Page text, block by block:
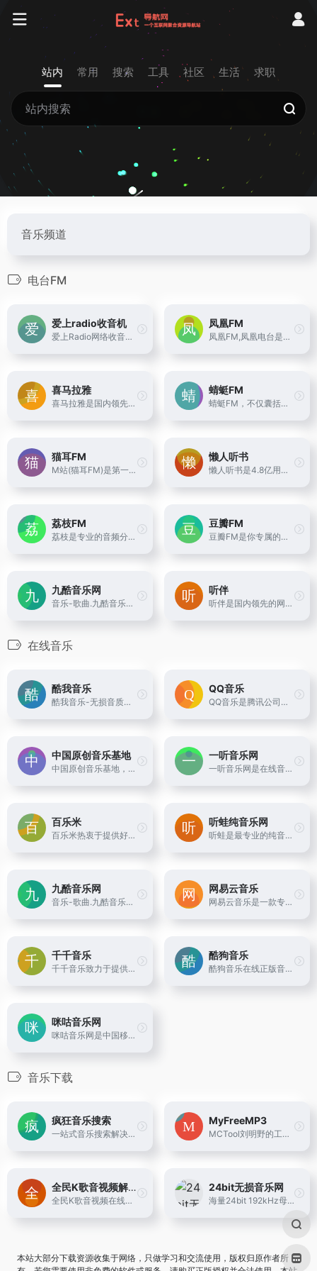
站内 常用 搜索 工具 社区 生活 求职
音乐频道
电台FM
爱上radio收音机
爱上Radio网络收音机，全球海量电台，优听轻松共享，无限有声读物，每天快乐相伴。整合了国内外众多电台频道和有声读物，致力于广播行业的文化推广和精神传播。我们让乡音在异国他乡的同胞心里不再是一枚邮票，我们也会带你到遥远的国度体会别样风情。
凤凰FM
凤凰FM,凤凰电台是凤凰网推出的一款手机音频应用，可以收听凤凰卫视中文台和资讯台的多档名牌节目。
喜马拉雅
喜马拉雅是国内领先的音频分享平台, 汇集了有声小说、儿童故事、相声评书、京剧戏曲、新闻段子、广播电台等数亿条免费声音内容, 听书、听小说、听故事、听儿歌、听音乐, 为您找到每一天的精神食粮！
蜻蜓FM
蜻蜓FM，不仅囊括数千家FM广播电台，还涵盖有声小说、儿童故事、相声评书、戏曲、音乐、脱口秀、鬼故事、情感故事、财经科技、新闻历史人文、健康教育等30多类的有声读物或音频节目。更有高晓松、老梁、张召忠、蒋勋等精品有声读物和音频在线收听。蜻蜓FM作为用户喜爱的有声听书应用，为广大听众呈现前沿丰富的有声读物、有声小说和广播电台节目。下载蜻蜓fm，听书听小说听电台，更多的世界用听的。
猫耳FM
M站(猫耳FM)是第一家弹幕音图站,同时也是中国声优基地,在这里可以听电台,音乐,翻唱,小说和广播剧,用二次元声音连接三次元.
懒人听书
懒人听书是4.8亿用户选择的综合性有声阅读交流平台。热门IP入驻，知名主播云集，原创小说、经典文学、海量精品栏目共筑有声阅读生态圈，解放双眼，畅听世界
荔枝FM
荔枝是专业的音频分享平台,汇集了听音乐,英语,睡前故事,儿童故事,有声小说,相声段子,历史人文,有声书等数亿条音频,超过2亿用户选择的网络FM,随时随地，想听就听，你喜爱的音频尽在荔枝。
豆瓣FM
豆瓣FM是你专属的个性化音乐收听工具。它简单方便，打开就能收听。在收听过程中，你可以用“红心”、“垃圾桶”或者“跳过” 告诉豆瓣FM你的喜好。豆瓣FM将根据你的操作和反馈，从海量曲库中自动发现并播出符合你音乐口味的歌曲。
九酷音乐网
音乐-歌曲.九酷音乐网是专业的在线音乐试听mp3下载网站.收录了网上最新歌曲和流行音乐,网络歌曲,好听的歌,抖音热门歌曲,经典老歌等最新流行歌曲MP3下载试听服务,是您寻找好听的歌首选网站。
听伴
听伴是国内领先的网络电台,汇聚了当前热门的网络电台节目如;音乐,相声,评书,脱口秀,鬼故事,广播剧等高质量音频节目。移动互联网的个性化手机电台,热门音频节目在线收听首选！
在线音乐
酷我音乐
酷我音乐-无损音质正版在线试听网站，酷我音乐为您提供高品质音乐，无损音乐下载，拥有各类音乐榜单，快捷的新歌速递，完善的主题电台，个性化的歌曲推荐，高品质音乐在线听，好音质，用酷我。陪着我，不要停
QQ音乐
QQ音乐是腾讯公司推出的一款网络音乐服务产品，海量音乐在线试听、新歌热歌在线首发、歌词翻译、手机铃声下载、高品质无损音乐试听、海量无损曲库、正版音乐下载、空间背景音乐设置、MV观看等，是互联网音乐播放和下载的优选。
中国原创音乐基地
中国原创音乐基地，数字音乐网站，汇集了大量的网络歌手的原创音乐歌曲及翻唱歌曲，提供大量歌曲的伴奏以及歌词免费下载，将喜爱的音乐或者歌曲作为手机彩铃下载
一听音乐网
一听音乐网是在线音乐网站，提供免费歌曲在线试听、下载。一听音乐网拥有正版、庞大、完整的曲库，歌曲更新迅速，试听流畅，口碑极佳。一听音乐网，每天听一听
百乐米
百乐米热衷于提供好听的外文歌曲大全推荐,包括最新好听的外文歌曲、热门流行外文歌曲、说唱、乡村、摇滚和经典外文歌曲,提供音乐分享、音乐试听，视频，日志，社区等功能，是专业好听的外文歌曲试听分享下载网站。
听蛙纯音乐网
听蛙是最专业的纯音乐社区，专注于分享好听的纯音乐、轻音乐、钢琴曲、新世纪音乐、背景音乐，提供在线试听、MP3下载、排行榜
九酷音乐网
音乐-歌曲.九酷音乐网是专业的在线音乐试听mp3下载网站.收录了网上最新歌曲和流行音乐,网络歌曲,好听的歌,抖音热门歌曲,经典老歌等最新流行歌曲MP3下载试听服务,是您寻找好听的歌首选网站。
网易云音乐
网易云音乐是一款专注于发现与分享的音乐产品，依托专业音乐人、DJ、好友推荐及社交功能，为用户打造全新的音乐生活。
千千音乐
千千音乐致力于提供更专业、更懂你的「场景音乐」，打造一款个性化、智能化的音乐伴侣产品，让你感受音乐本身的魅力。这里有来自不同国家的数百名音乐设计师，为你提供更好的音乐服务。
酷狗音乐
酷狗音乐在线正版音乐网站，为您提供酷狗音乐播放器下载 、在线音乐试听下载，提供听书、长音频、FM、听小说和MV播放服务。酷狗音乐，就是歌多！小说相声也很多！场景音乐也很多！
咪咕音乐网
咪咕音乐网是中国移动官方音乐门户，旨在提供音乐首发、高品质音乐试听、彩铃订购、歌曲下载、铃音管理、音乐电台、音乐视频等一站式音乐互动体验，好音乐尽在music.migu.cn！
音乐下载
疯狂音乐搜索
一站式音乐搜索解决方案，可搜索试听下载网易云音乐、QQ音乐、酷狗音乐、酷我音乐、虾米音乐、百度音乐、一听音乐、咪咕音乐、荔枝FM、蜻蜓FM、喜马拉雅FM、全民K歌、5sing原创翻唱音乐。
MyFreeMP3
MCTool刘明野的工具箱提供在线音乐解析，在线视频解析，MD5在线加密，更多好用、易用的工具还在不断添加中，欢迎访问！
全民K歌音视频解析下载
全民K歌音视频在线解析下载工具支持解析全民K歌APP、网站里的所有视频和歌曲,可以方便快捷的将自己或者好友录制的歌曲、MV、短视频导出保存到电脑或手机相册。一个简单免费的K歌音视频下载助手。
24bit无损音乐网
海量24bit 192kHz母带以及24bit 96kHz母带音乐下载，海量母带级别音质无损下载，无需网盘直接直链在线下载。
本站大部分下载资源收集于网络，只做学习和交流使用，版权归原作者所